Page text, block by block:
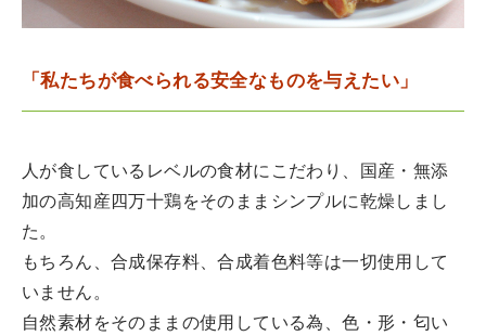
「私たちが食べられる安全なものを与えたい」
人が食しているレベルの食材にこだわり、国産・無添
加の高知産四万十鶏をそのままシンプルに乾燥しまし
た。
もちろん、合成保存料、合成着色料等は一切使用して
いません。
自然素材をそのままの使用している為、色・形・匂い